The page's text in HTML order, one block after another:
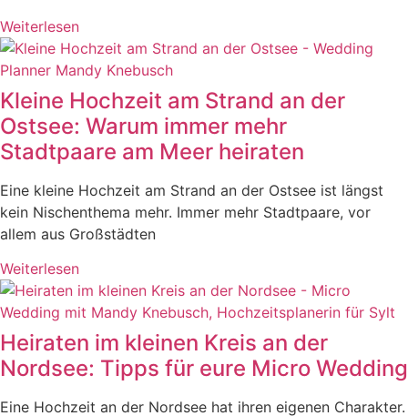
Weiterlesen
Kleine Hochzeit am Strand an der
Ostsee: Warum immer mehr
Stadtpaare am Meer heiraten
Eine kleine Hochzeit am Strand an der Ostsee ist längst
kein Nischenthema mehr. Immer mehr Stadtpaare, vor
allem aus Großstädten
Weiterlesen
Heiraten im kleinen Kreis an der
Nordsee: Tipps für eure Micro Wedding
Eine Hochzeit an der Nordsee hat ihren eigenen Charakter.